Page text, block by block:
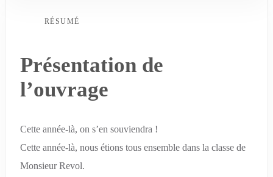
RÉSUMÉ
Présentation de
l’ouvrage
Cette année-là, on s’en souviendra !
Cette année-là, nous étions tous ensemble dans la classe de
Monsieur Revol.